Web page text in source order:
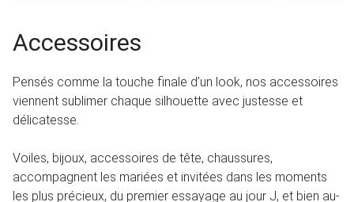
Accessoires
Pensés comme la touche finale d’un look, nos accessoires
viennent sublimer chaque silhouette avec justesse et
délicatesse.
Voiles, bijoux, accessoires de tête, chaussures,
accompagnent les mariées et invitées dans les moments
les plus précieux, du premier essayage au jour J, et bien au-